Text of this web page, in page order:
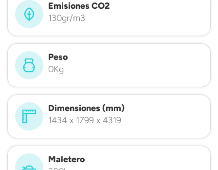
Emisiones CO2
130gr/m3
Peso
0Kg
Dimensiones (mm)
1434 x 1799 x 4319
Maletero